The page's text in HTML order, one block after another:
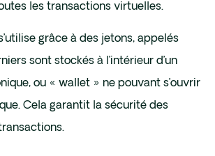
les transactions virtuelles.
grâce à des jetons, appelés
sont stockés à l’intérieur d’un
ou « wallet » ne pouvant s’ouvrir
Cela garantit la sécurité des